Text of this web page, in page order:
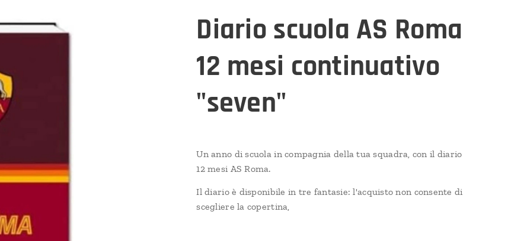
Diario scuola AS Roma
12 mesi continuativo
"seven"
Un anno di scuola in compagnia della tua squadra, con il diario
12 mesi AS Roma.
Il diario è disponibile in tre fantasie: l'acquisto non consente di
scegliere la copertina,